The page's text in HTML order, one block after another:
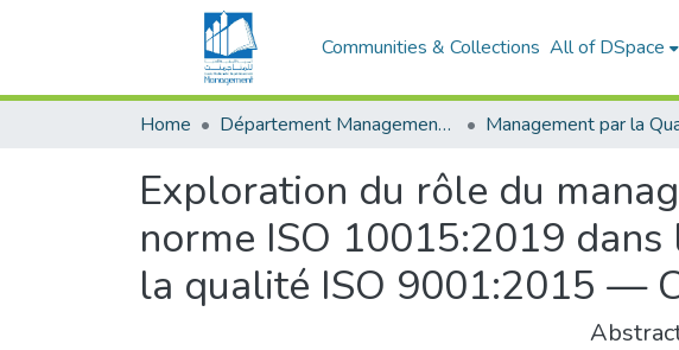
Communities & Collections All of DSpace
Home Département Management Des Organisations
Exploration du rôle du
norme ISO 10015:2019
la qualité ISO 9001:2015 —